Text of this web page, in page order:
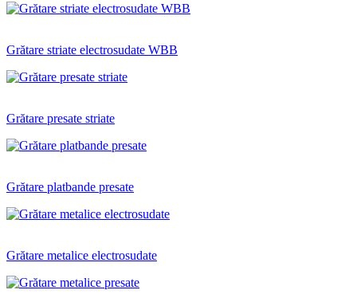
Grătare striate electrosudate WBB
Grătare presate striate
Grătare platbande presate
Grătare metalice electrosudate